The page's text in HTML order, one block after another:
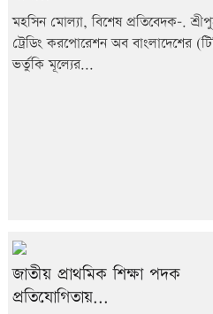
মহসিন মোল্যা, বিশেষ প্রতিবেদক-.
ট্রেডিং করপোরেশন অব বাংলাদেশের
ভর্তুকি মূল্যের...
জাতীয় প্রাথমিক শিক্ষা পদক
প্রতিযোগিতায়...